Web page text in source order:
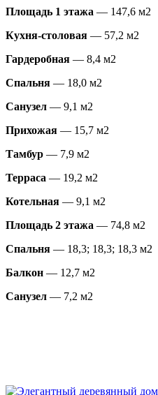
Площадь 1 этажа — 147,6 м2
Кухня-столовая — 57,2 м2
Гардеробная — 8,4 м2
Спальня — 18,0 м2
Санузел — 9,1 м2
Прихожая — 15,7 м2
Тамбур — 7,9 м2
Терраса — 19,2 м2
Котельная — 9,1 м2
Площадь 2 этажа — 74,8 м2
Спальня — 18,3; 18,3; 18,3 м2
Балкон — 12,7 м2
Санузел — 7,2 м2